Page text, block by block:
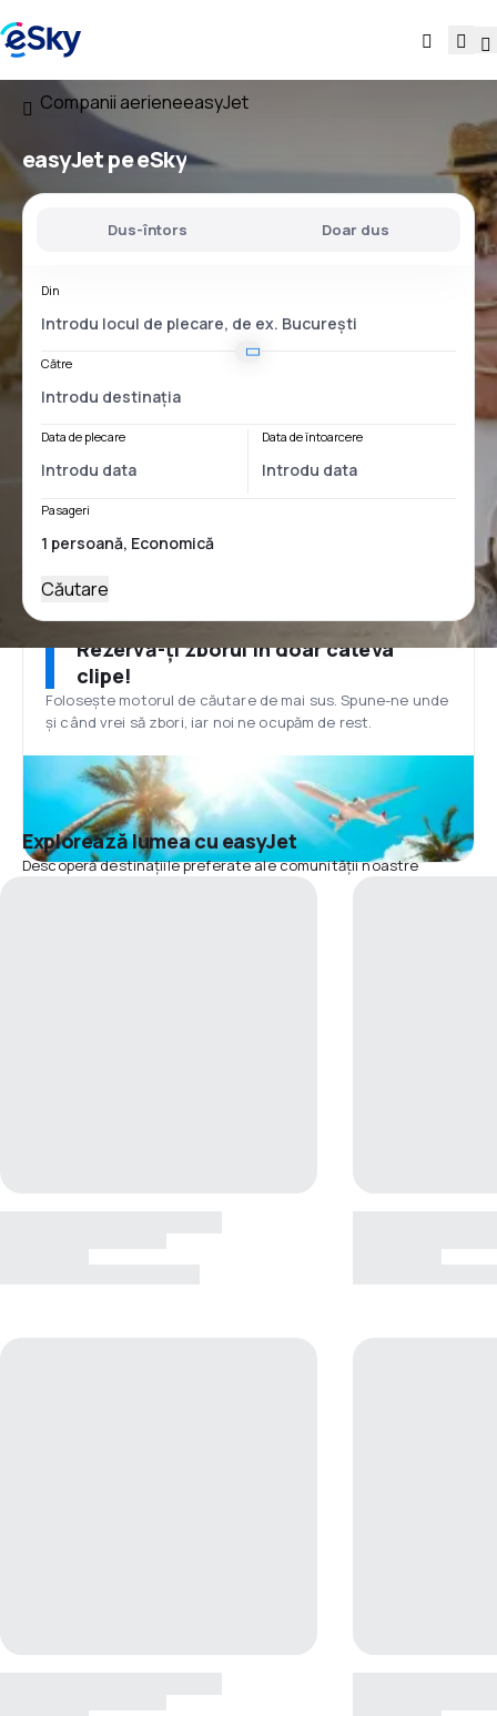
Companii aerieneeasyJet
easyJet pe eSky
Dus-întors Doar dus
Din
Către
Data de plecare Data de întoarcere
Pasageri
Căutare
Rezervă-ți zborul în doar câteva
clipe!
Folosește motorul de căutare de mai sus. Spune-ne unde
și când vrei să zbori, iar noi ne ocupăm de rest.
Explorează lumea cu easyJet
Descoperă destinațiile preferate ale comunității noastre